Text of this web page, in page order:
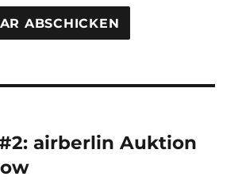
#2: airberlin Auktion